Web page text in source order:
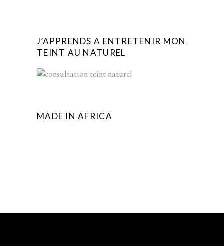
J’APPRENDS A ENTRETENIR MON
TEINT AU NATUREL
MADE IN AFRICA